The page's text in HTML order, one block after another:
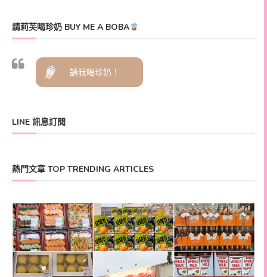
請莉芙喝珍奶 BUY ME A BOBA
請我喝珍奶！
LINE 訊息訂閱
熱門文章 TOP TRENDING ARTICLES